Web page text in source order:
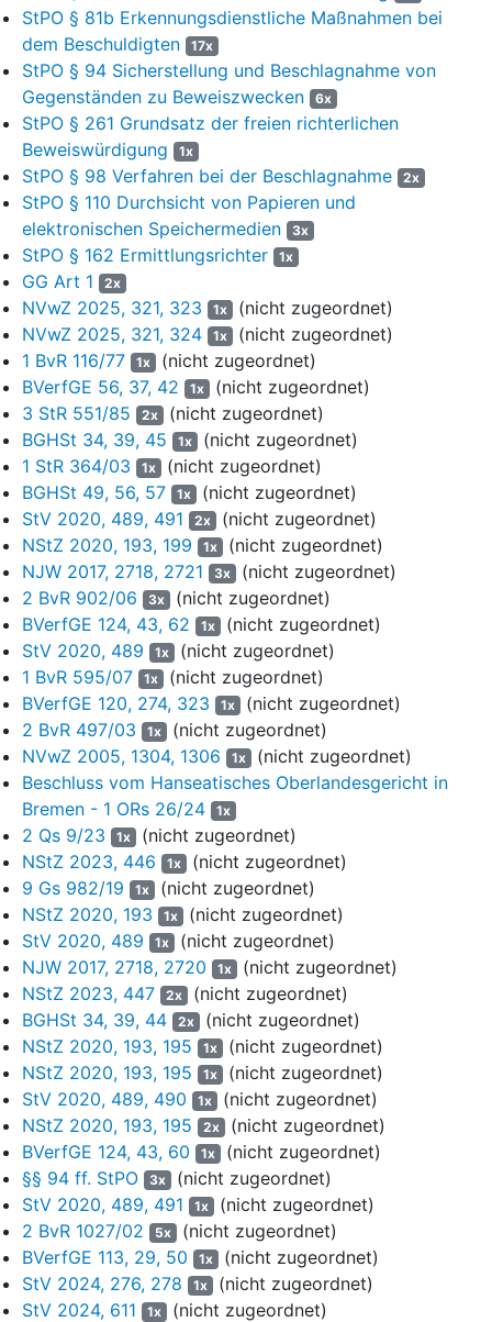
4
Im Jahr 2020 beschloss der Angeklagte, die aufgrund der
COVID-19-Pandemie erfolgte Schließung von
Kindertagesstätten und Kindergärten auszunutzen, um
entgegen dem Berufsverbot als privater Babysitter tätig zu
werden. Deshalb meldete er sich über verschiedene
Internetportale auf von Eltern geschaltete Inserate und wurde
bis zum 12. März 2021 für insgesamt acht Familien als
Betreuer von minderjährigen Kindern tätig. Hierfür erhielt er
eine Entlohnung von insgesamt 2.189,50 Euro (Fall II.1 der
Urteilsgründe).
III.
5
Anlässlich eines Termins, an dem der Angeklagte die
Betreuung der Zwillingstöchter der Familie E. übernahm,
fertigte er von den beiden vollständig unbekleideten, bäuchlings
in einer mit nur wenig Wasser befüllten Badewanne liegenden
Mädchen Lichtbilder an sowie eine Bildserie von einem der
Mädchen, das im Bereich des Unterkörpers nur mit einer
Unterhose und Socken bekleidet war. Außerdem fertigte der
Angeklagte eine Serie von mehreren Bildern, die eines der
Mädchen beim An- oder Ausziehen der Unterhose zeigt, wobei
die Kamera von unten nach oben zwischen die Beine des
Mädchens gerichtet war. Auf den Bildern ist das unbekleidete
Gesäß zu sehen. Diese Bilder speicherte der Angeklagte
teilweise auf seinem Smartphone LG G5 SE, im Übrigen auf
seinem Smartphone Google Pixel 4a (Fall II.2 der
Urteilsgründe).
IV.
6
Der Angeklagte speicherte auf einer Festplatte des
Herstellers Seagate frühestens seit dem 7. Januar 2017 bis
zum 12. März 2021 eine Videodatei und 383 Bilddateien, die
kinderpornographische Inhalte aufwiesen. Die – im Urteil näher
beschriebenen – Video- und Bilddateien stellen zum Teil
schwere sexuelle Missbrauchshandlungen an verschiedenen
Kindern dar.
7
Auf einem Tower-PC des Herstellers Fujitsu speicherte der
Angeklagte zwischen dem 1. September 2020 und dem 12.
März 2021 zudem zwei Fotos eines augenscheinlich
siebenjährigen Jungen, der mit einer Art Hotpants und einem
darüber gezogenen rosafarbenen Slip bekleidet ist. Dazu trägt
er farblich passende Schmetterlingsflügel und einen Hut. Auf
einem der Lichtbilder hebt der in einer Rückenbeuge stehende
Junge die Arme. Auf einem anderen Foto fasst der Junge mit
beiden Händen an die Hutkrempe (Fall II.3 der Urteilsgründe).
V.
8
Die Strafkammer hat das Verhalten des Angeklagten im Fall
II.1 der Urteilsgründe als einen Verstoß gegen das
Berufsverbot gemäß § 145c StGBgewertet. Im Fall II.2. der
Urteilsgründe ist sie von einem weiteren Verstoß gegen das
StPO § 81b Erkennungsdienstliche Maßnahmen bei
dem Beschuldigten
17x
StPO § 94 Sicherstellung und Beschlagnahme von
Gegenständen zu Beweiszwecken
6x
StPO § 261 Grundsatz der freien richterlichen
Beweiswürdigung
1x
StPO § 98 Verfahren bei der Beschlagnahme 2x
StPO § 110 Durchsicht von Papieren und
elektronischen Speichermedien
3x
StPO § 162 Ermittlungsrichter 1x
GG Art 1 2x
NVwZ 2025, 321, 323 1x (nicht zugeordnet)
NVwZ 2025, 321, 324
1x (nicht zugeordnet)
1 BvR 116/77
1x (nicht zugeordnet)
BVerfGE 56, 37, 42
1x (nicht zugeordnet)
3 StR 551/85
2x (nicht zugeordnet)
BGHSt 34, 39, 45
1x (nicht zugeordnet)
1 StR 364/03
1x (nicht zugeordnet)
BGHSt 49, 56, 57
1x (nicht zugeordnet)
StV 2020, 489, 491
2x (nicht zugeordnet)
NStZ 2020, 193, 199
1x (nicht zugeordnet)
NJW 2017, 2718, 2721
3x (nicht zugeordnet)
2 BvR 902/06
3x (nicht zugeordnet)
BVerfGE 124, 43, 62
1x (nicht zugeordnet)
StV 2020, 489
1x (nicht zugeordnet)
1 BvR 595/07
1x (nicht zugeordnet)
BVerfGE 120, 274, 323
1x (nicht zugeordnet)
2 BvR 497/03
1x (nicht zugeordnet)
NVwZ 2005, 1304, 1306
1x (nicht zugeordnet)
Beschluss vom Hanseatisches Oberlandesgericht in
Bremen - 1 ORs 26/24
1x
2 Qs 9/23 1x (nicht zugeordnet)
NStZ 2023, 446
1x (nicht zugeordnet)
9 Gs 982/19
1x (nicht zugeordnet)
NStZ 2020, 193
1x (nicht zugeordnet)
StV 2020, 489
1x (nicht zugeordnet)
NJW 2017, 2718, 2720
1x (nicht zugeordnet)
NStZ 2023, 447
2x (nicht zugeordnet)
BGHSt 34, 39, 44
2x (nicht zugeordnet)
NStZ 2020, 193, 195
1x (nicht zugeordnet)
NStZ 2020, 193, 195
1x (nicht zugeordnet)
StV 2020, 489, 490
1x (nicht zugeordnet)
NStZ 2020, 193, 195
2x (nicht zugeordnet)
BVerfGE 124, 43, 60
1x (nicht zugeordnet)
§§ 94 ff. StPO
3x (nicht zugeordnet)
StV 2020, 489, 491
1x (nicht zugeordnet)
2 BvR 1027/02
5x (nicht zugeordnet)
BVerfGE 113, 29, 50
1x (nicht zugeordnet)
StV 2024, 276, 278
1x (nicht zugeordnet)
StV 2024, 611
1x (nicht zugeordnet)